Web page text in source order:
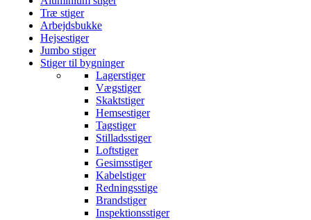
Træ stiger
Arbejdsbukke
Hejsestiger
Jumbo stiger
Stiger til bygninger
Lagerstiger
Vægstiger
Skaktstiger
Hemsestiger
Tagstiger
Stilladsstiger
Loftstiger
Gesimsstiger
Kabelstiger
Redningsstige
Brandstiger
Inspektionsstiger